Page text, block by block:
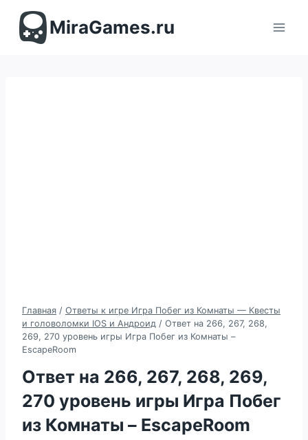
содержимомуMiraGames.ru
Главная / Ответы к игре Игра Побег из Комнаты — Квесты
и головоломки IOS и Андроид / Ответ на 266, 267, 268,
269, 270 уровень игры Игра Побег из Комнаты –
EscapeRoom
Ответ на 266, 267, 268, 269,
270 уровень игры Игра Побег
из Комнаты – EscapeRoom